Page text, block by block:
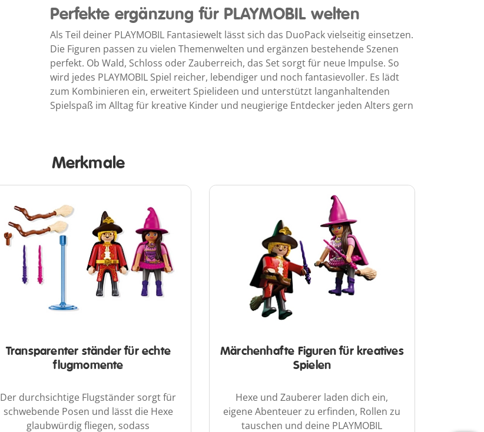
Perfekte ergänzung für PLAYMOBIL welten
Als Teil deiner PLAYMOBIL Fantasiewelt lässt sich das DuoPack vielseitig einsetzen.
Die Figuren passen zu vielen Themenwelten und ergänzen bestehende Szenen
perfekt. Ob Wald, Schloss oder Zauberreich, das Set sorgt für neue Impulse. So
wird jedes PLAYMOBIL Spiel reicher, lebendiger und noch fantasievoller. Es lädt
zum Kombinieren ein, erweitert Spielideen und unterstützt langanhaltenden
Spielspaß im Alltag für kreative Kinder und neugierige Entdecker jeden Alters gern
Merkmale
Transparenter ständer für echte
flugmomente
Der durchsichtige Flugständer sorgt für
schwebende Posen und lässt die Hexe
glaubwürdig fliegen, sodass
Märchenhafte Figuren für kreatives
Spielen
Hexe und Zauberer laden dich ein,
eigene Abenteuer zu erfinden, Rollen zu
tauschen und deine PLAYMOBIL